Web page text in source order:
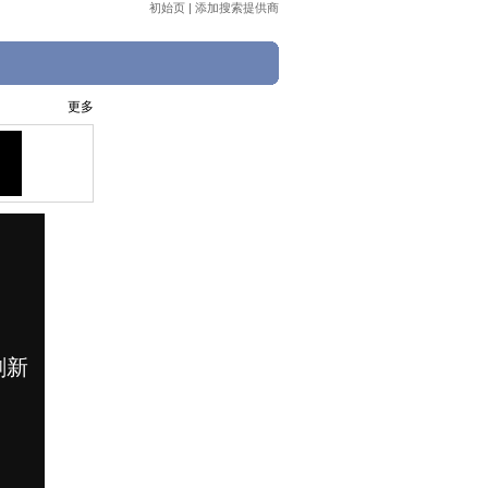
初始页 | 添加搜索提供商
更多